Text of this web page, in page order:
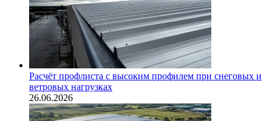
Расчёт профлиста с высоким профилем при снеговых и
ветровых нагрузках
26.06.2026